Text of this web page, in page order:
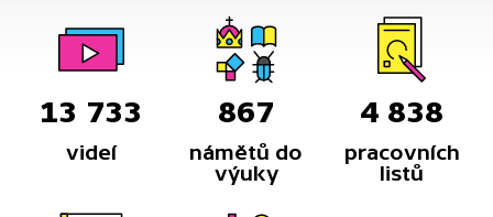
13 733
videí
867
námětů do
výuky
4 838
pracovních
listů